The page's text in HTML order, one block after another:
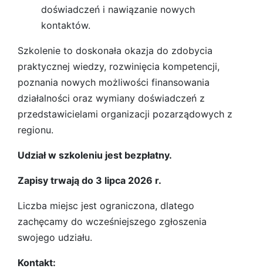
doświadczeń i nawiązanie nowych
kontaktów.
Szkolenie to doskonała okazja do zdobycia
praktycznej wiedzy, rozwinięcia kompetencji,
poznania nowych możliwości finansowania
działalności oraz wymiany doświadczeń z
przedstawicielami organizacji pozarządowych z
regionu.
Udział w szkoleniu jest bezpłatny.
Zapisy trwają do 3 lipca 2026 r.
Liczba miejsc jest ograniczona, dlatego
zachęcamy do wcześniejszego zgłoszenia
swojego udziału.
Kontakt: